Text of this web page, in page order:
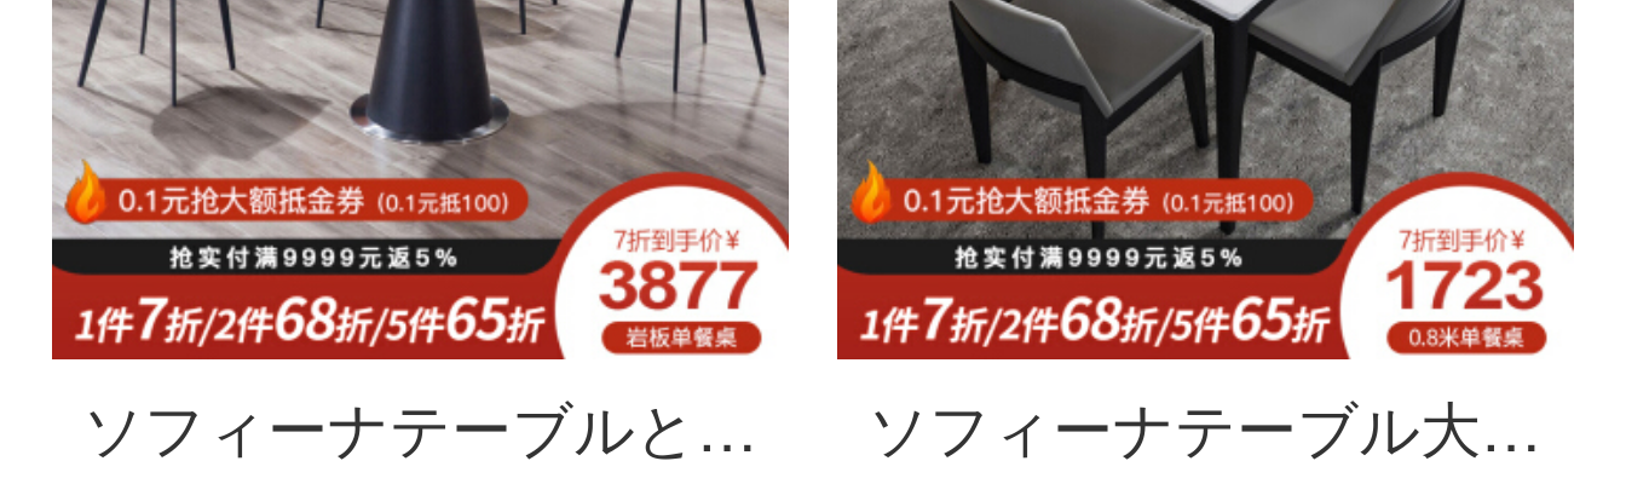
ソフィーナテーブルとは、式岩のタブレットテーブルを折りたたむことができます。ファミリーテーブルを輸入します。 ソフィーナテーブル大理石テーブル北欧現代簡単な岩板テーブルとテーブルの組み合わせはきわめて簡単で、小さなテーブルの正方形の4人のテーブルは1.0メートルのテーブルに4つのテーブルがあります。